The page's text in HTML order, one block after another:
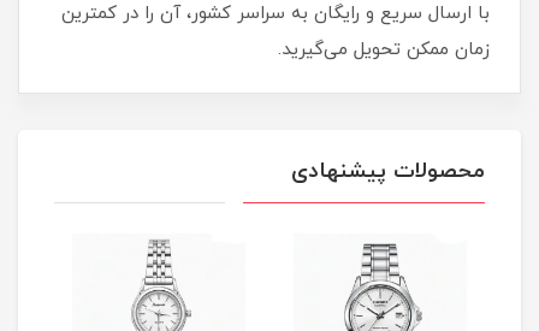
با ارسال سریع و رایگان به سراسر کشور، آن را در کمترین
زمان ممکن تحویل می‌گیرید.
محصولات پیشنهادی